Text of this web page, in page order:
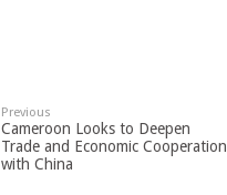
Previous
Cameroon Looks to Deepen
Trade and Economic Cooperation
with China